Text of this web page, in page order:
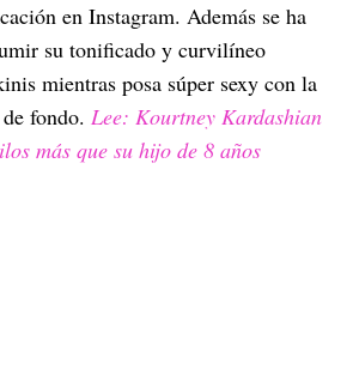
en Instagram. Además se ha
su tonificado y curvilíneo
mientras posa súper sexy con la
fondo. Lee: Kourtney Kardashian
más que su hijo de 8 años